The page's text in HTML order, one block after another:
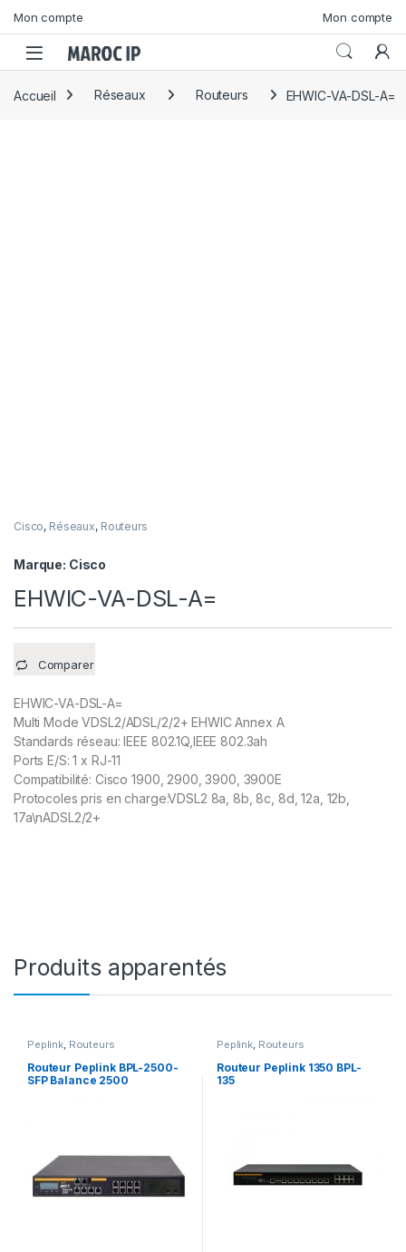
Mon compte Mon compte
Accueil Réseaux Routeurs EHWIC-VA-DSL-A=
Cisco, Réseaux, Routeurs
Marque: Cisco
EHWIC-VA-DSL-A=
Comparer
EHWIC-VA-DSL-A=
Multi Mode VDSL2/ADSL/2/2+ EHWIC Annex A
Standards réseau: IEEE 802.1Q,IEEE 802.3ah
Ports E/S: 1 x RJ-11
Compatibilité: Cisco 1900, 2900, 3900, 3900E
Protocoles pris en charge:VDSL2 8a, 8b, 8c, 8d, 12a, 12b,
17a\nADSL2/2+
Produits apparentés
Peplink, Routeurs
Routeur Peplink BPL-2500-
SFP Balance 2500
Peplink, Routeurs
Routeur Peplink 1350 BPL-
135